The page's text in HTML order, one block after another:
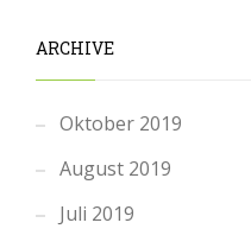
ARCHIVE
Oktober 2019
August 2019
Juli 2019